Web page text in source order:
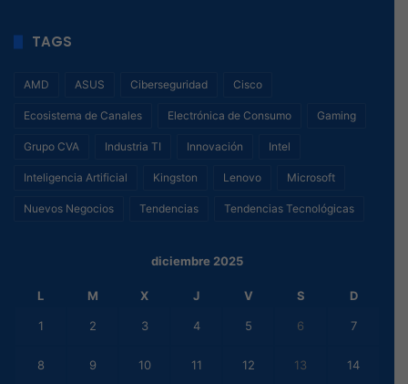
TAGS
AMD ASUS Ciberseguridad Cisco
Ecosistema de Canales Electrónica de Consumo Gaming
Grupo CVA Industria TI Innovación Intel
Inteligencia Artificial Kingston Lenovo Microsoft
Nuevos Negocios Tendencias Tendencias Tecnológicas
diciembre 2025
L M X J V S D
1 2 3 4 5 6 7
8 9 10 11 12 13 14